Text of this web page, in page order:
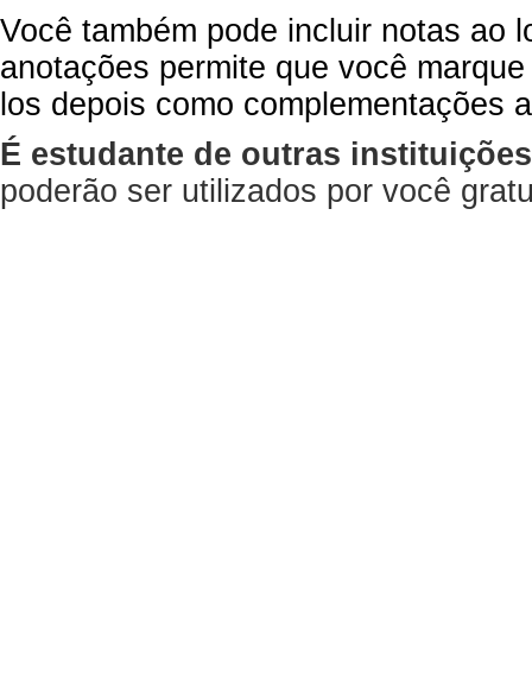
Você também pode incluir notas ao
anotações permite que você
los depois como complementações
É estudante de outras
poderão ser utilizados por você